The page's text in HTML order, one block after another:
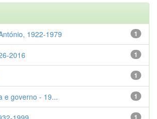
1
1922-1979
1
2016
1
1
e governo - 19...
1